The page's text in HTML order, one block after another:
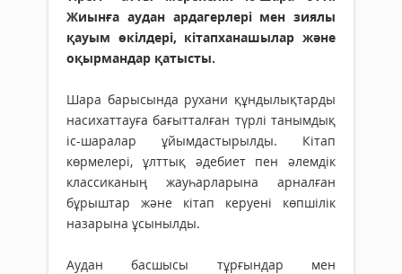
Жиынға аудан ардагерлері мен зиялы
қауым өкілдері, кітапханашылар және
оқырмандар қатысты.
Шара барысында рухани құндылықтарды
насихаттауға бағытталған түрлі танымдық
іс-шаралар ұйымдастырылды. Кітап
көрмелері, ұлттық әдебиет пен әлемдік
классиканың жауһарларына арналған
бұрыштар және кітап керуені көпшілік
назарына ұсынылды.
Аудан басшысы тұрғындар мен